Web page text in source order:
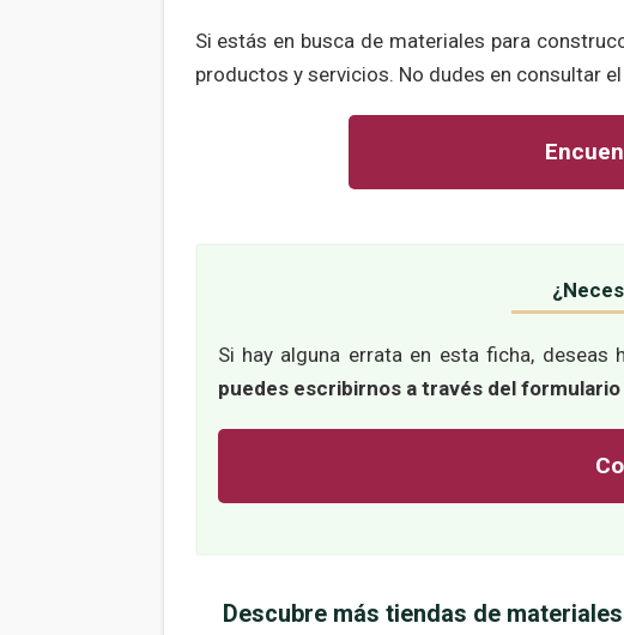
Si estás en busca de materiales para
productos y servicios. No dudes en consultar
Si hay alguna errata en esta ficha,
puedes escribirnos a través del
Descubre más tiendas de